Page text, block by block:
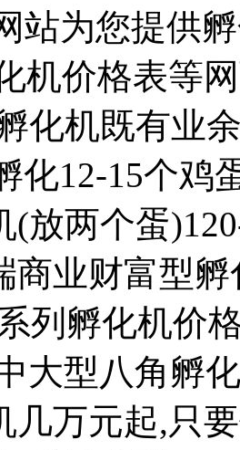
站为您提供
机价格表等
化机既有业
化12-15个鸡
(放两个蛋
商业财富型
列孵化机价
大型八角孵
几万元起,只